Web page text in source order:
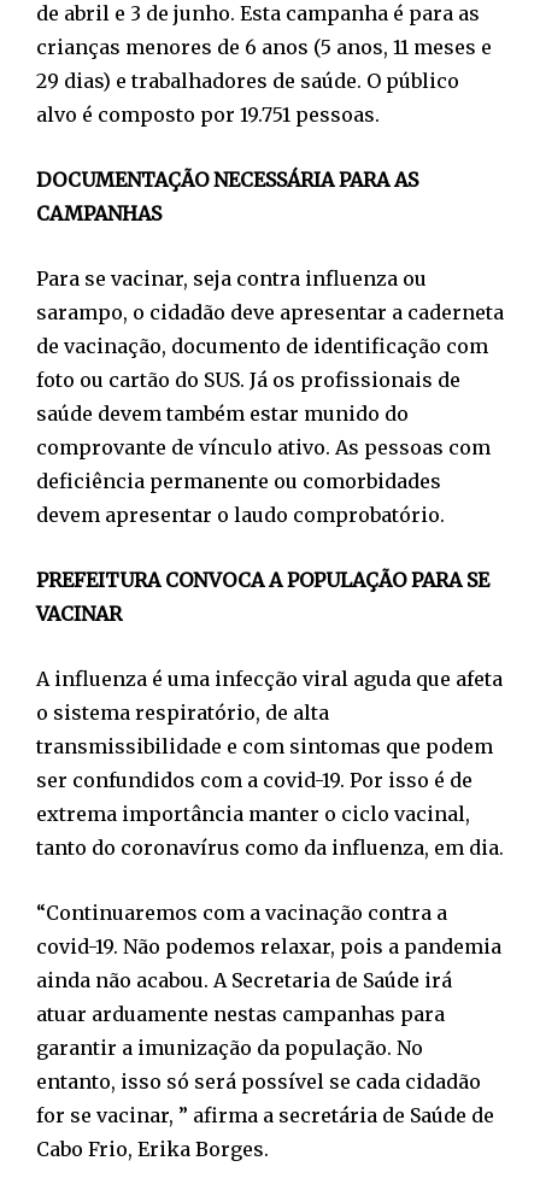
de abril e 3 de junho. Esta campanha é para as
crianças menores de 6 anos (5 anos, 11 meses e
29 dias) e trabalhadores de saúde. O público
alvo é composto por 19.751 pessoas.
DOCUMENTAÇÃO NECESSÁRIA PARA AS
CAMPANHAS
Para se vacinar, seja contra influenza ou
sarampo, o cidadão deve apresentar a caderneta
de vacinação, documento de identificação com
foto ou cartão do SUS. Já os profissionais de
saúde devem também estar munido do
comprovante de vínculo ativo. As pessoas com
deficiência permanente ou comorbidades
devem apresentar o laudo comprobatório.
PREFEITURA CONVOCA A POPULAÇÃO PARA SE
VACINAR
A influenza é uma infecção viral aguda que afeta
o sistema respiratório, de alta
transmissibilidade e com sintomas que podem
ser confundidos com a covid-19. Por isso é de
extrema importância manter o ciclo vacinal,
tanto do coronavírus como da influenza, em dia.
“Continuaremos com a vacinação contra a
covid-19. Não podemos relaxar, pois a pandemia
ainda não acabou. A Secretaria de Saúde irá
atuar arduamente nestas campanhas para
garantir a imunização da população. No
entanto, isso só será possível se cada cidadão
for se vacinar, ” afirma a secretária de Saúde de
Cabo Frio, Erika Borges.